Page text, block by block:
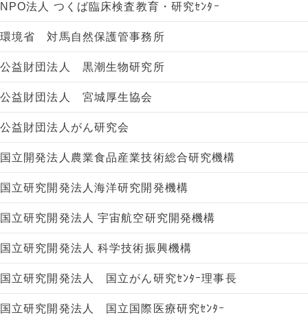
NPO法人 つくば臨床検査教育・研究ｾﾝﾀｰ
環境省 対馬自然保護管事務所
公益財団法人 黒潮生物研究所
公益財団法人 宮城厚生協会
公益財団法人がん研究会
国立開発法人農業食品産業技術総合研究機構
国立研究開発法人海洋研究開発機構
国立研究開発法人 宇宙航空研究開発機構
国立研究開発法人 科学技術振興機構
国立研究開発法人 国立がん研究ｾﾝﾀｰ理事長
国立研究開発法人 国立国際医療研究ｾﾝﾀｰ